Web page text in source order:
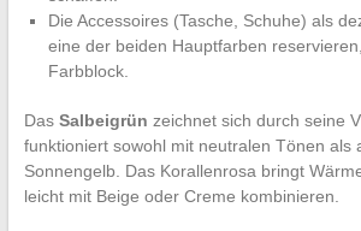
Die Accessoires (Tasche, Schuhe) als
eine der beiden Hauptfarben
Farbblock.
Das Salbeigrün zeichnet sich durch seine
funktioniert sowohl mit neutralen Tönen als
Sonnengelb. Das Korallenrosa bringt
leicht mit Beige oder Creme kombinieren.